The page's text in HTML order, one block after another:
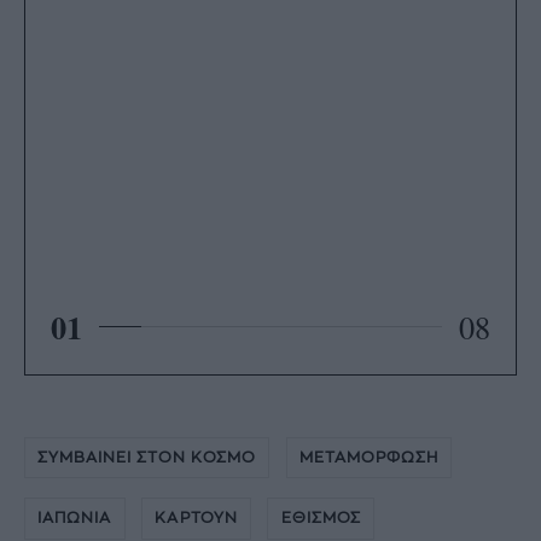
01 08
ΣΥΜΒΑΙΝΕΙ ΣΤΟΝ ΚΟΣΜΟ ΜΕΤΑΜΟΡΦΩΣΗ
ΙΑΠΩΝΙΑ ΚΑΡΤΟΥΝ ΕΘΙΣΜΟΣ